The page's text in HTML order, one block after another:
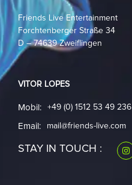
Friends Live Entertainment
Forchtenberger Straße 34
D – 74639 Zweiflingen
VITOR LOPES
Mobil: +49 (0) 1512 53 49 236
Email: mail@friends-live.com
STAY IN TOUCH :